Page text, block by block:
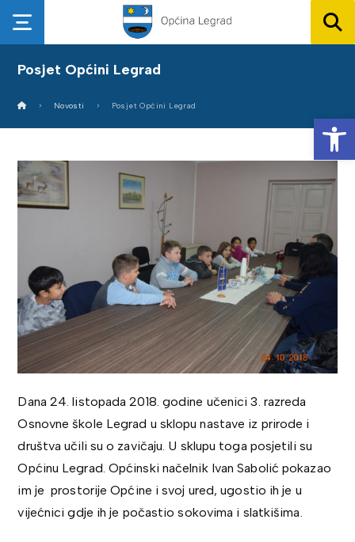
Posjet Općini Legrad
Novosti Posjet Općini Legrad
Dana 24. listopada 2018. godine učenici 3. razreda
Osnovne škole Legrad u sklopu nastave iz prirode i
društva učili su o zavičaju. U sklupu toga posjetili su
Općinu Legrad. Općinski načelnik Ivan Sabolić pokazao
im je prostorije Općine i svoj ured, ugostio ih je u
vijećnici gdje ih je počastio sokovima i slatkišima.